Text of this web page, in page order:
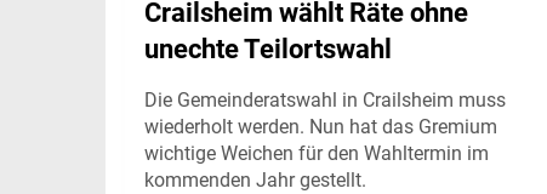
Crailsheim wählt Räte ohne
unechte Teilortswahl
Die Gemeinderatswahl in Crailsheim muss
wiederholt werden. Nun hat das Gremium
wichtige Weichen für den Wahltermin im
kommenden Jahr gestellt.